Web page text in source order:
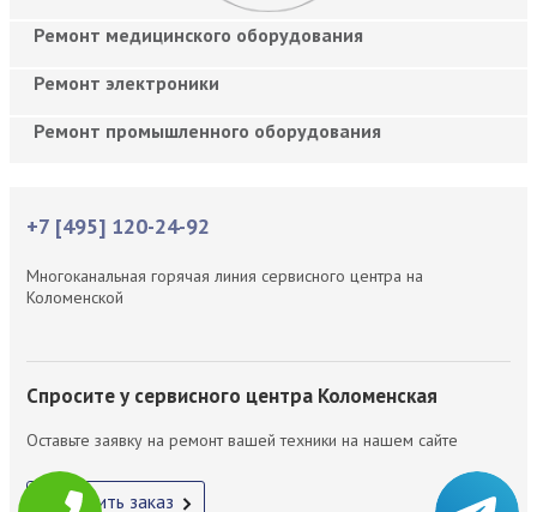
Ремонт медицинского оборудования
Ремонт электроники
Ремонт промышленного оборудования
+7 [495] 120-24-92
Многоканальная горячая линия сервисного центра на
Коломенской
Спросите у сервисного центра Коломенская
Оставьте заявку на ремонт вашей техники на нашем сайте
Оформить заказ